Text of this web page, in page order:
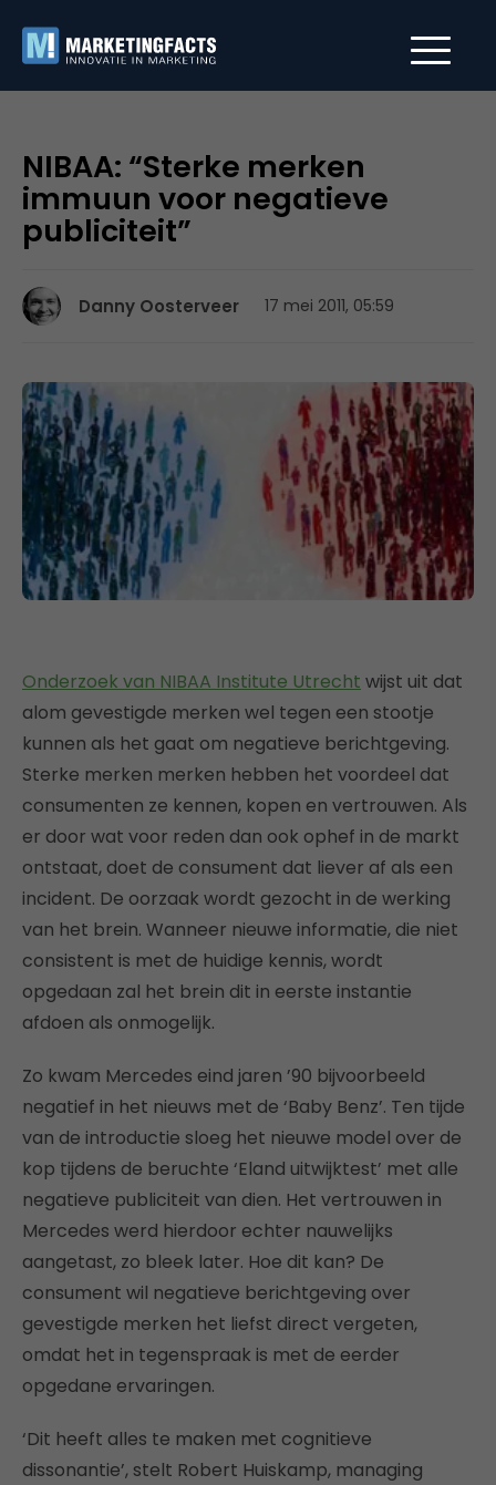
NIBAA: “Sterke merken
immuun voor negatieve
publiciteit”
Danny Oosterveer 17 mei 2011, 05:59
Onderzoek van NIBAA Institute Utrecht wijst uit dat
alom gevestigde merken wel tegen een stootje
kunnen als het gaat om negatieve berichtgeving.
Sterke merken merken hebben het voordeel dat
consumenten ze kennen, kopen en vertrouwen. Als
er door wat voor reden dan ook ophef in de markt
ontstaat, doet de consument dat liever af als een
incident. De oorzaak wordt gezocht in de werking
van het brein. Wanneer nieuwe informatie, die niet
consistent is met de huidige kennis, wordt
opgedaan zal het brein dit in eerste instantie
afdoen als onmogelijk.
Zo kwam Mercedes eind jaren ’90 bijvoorbeeld
negatief in het nieuws met de ‘Baby Benz’. Ten tijde
van de introductie sloeg het nieuwe model over de
kop tijdens de beruchte ‘Eland uitwijktest’ met alle
negatieve publiciteit van dien. Het vertrouwen in
Mercedes werd hierdoor echter nauwelijks
aangetast, zo bleek later. Hoe dit kan? De
consument wil negatieve berichtgeving over
gevestigde merken het liefst direct vergeten,
omdat het in tegenspraak is met de eerder
opgedane ervaringen.
‘Dit heeft alles te maken met cognitieve
dissonantie’, stelt Robert Huiskamp, managing